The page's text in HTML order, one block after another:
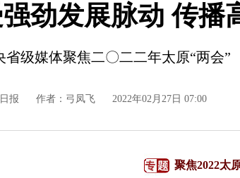
劲发展脉动 传播
级媒体聚焦二〇二二年太原“两会”
报 作者：弓凤飞 2022年02月27日 07:00
聚焦2022太